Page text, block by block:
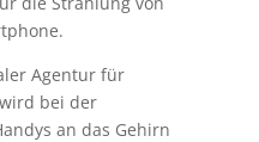
Agentur für
bei der
an das Gehirn